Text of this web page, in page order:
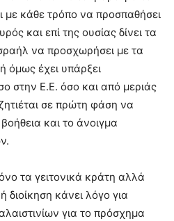
με κάθε τρόπο να προσπαθήσει
και επί της ουσίας δίνει τα
να προσχωρήσει με τα
όμως έχει υπάρξει
στην Ε.Ε. όσο και από μεριάς
σε πρώτη φάση να
και το άνοιγμα
τα γειτονικά κράτη αλλά
διοίκηση κάνει λόγο για
για το πρόσχημα